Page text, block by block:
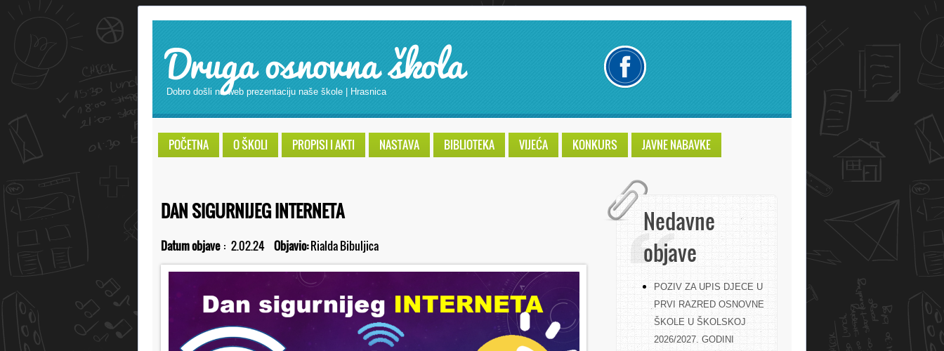
Druga osnovna škola
Dobro došli na web prezentaciju naše škole | Hrasnica
POČETNA O ŠKOLI PROPISI I AKTI NASTAVA BIBLIOTEKA VIJEĆA KONKURS JAVNE NABAVKE
Nedavne
objave
POZIV ZA UPIS DJECE U
PRVI RAZRED OSNOVNE
ŠKOLE U ŠKOLSKOJ
2026/2027. GODINI
DAN SIGURNIJEG INTERNETA
Datum objave : 2.02.24 Objavio:Rialda Bibuljica